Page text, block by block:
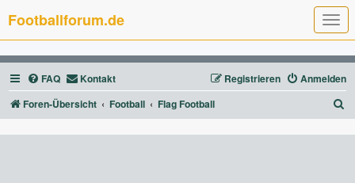
T
o
g
g
l
e
n
a
g
Footballforum.de
FAQ Kontakt Anmelden
Registrieren
Foren-Übersicht
Football Flag Football
u